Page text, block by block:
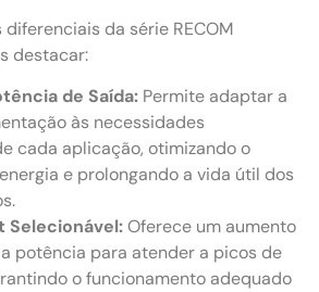
da série RECOM
destacar:
de Saída: Permite adaptar a
às necessidades
cada aplicação, otimizando o
e prolongando a vida útil dos
Selecionável:Oferece um aumento
potência para atender a picos de
o funcionamento adequado